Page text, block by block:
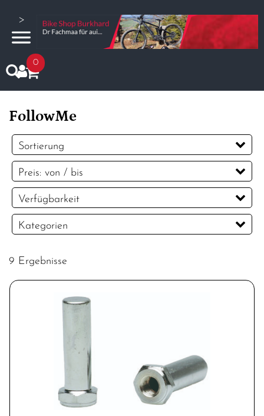
>
0
FollowMe
Sortierung
Preis: von / bis
CHF
CHF
Verfügbarkeit
Kategorien
9 Ergebnisse